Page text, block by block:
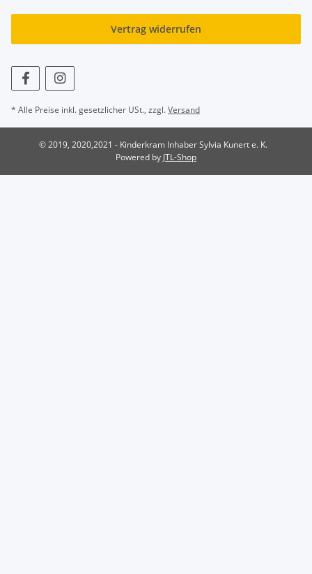
Vertrag widerrufen
* Alle Preise inkl. gesetzlicher USt., zzgl.Versand
© 2019, 2020,2021 - Kinderkram Inhaber Sylvia Kunert e. K.
Powered by JTL-Shop